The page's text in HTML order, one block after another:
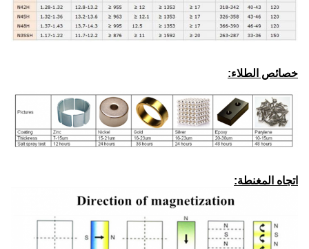
خصائص الطلاء:
اتجاه المغنطة: